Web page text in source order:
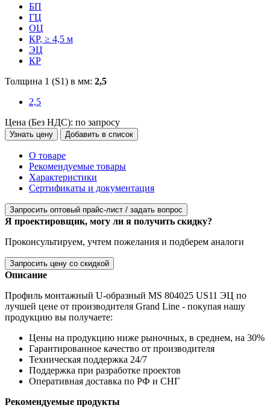
БП
ГЦ
ОЦ
КР, ≥ 4,5 м
ЭЦ
КР
Толщина 1 (S1) в мм: 2,5
2,5
Цена (Без НДС): по запросу
Узнать цену Добавить в список
О товаре
Рекомендуемые товары
Характеристики
Сертификаты и документация
Запросить оптовый прайс-лист / задать вопрос
Я проектировщик, могу ли я получить скидку?
Проконсультируем, учтем пожелания и подберем аналоги
Запросить цену со скидкой
Описание
Профиль монтажный U-образный MS 804025 US11 ЭЦ по
лучшей цене от производителя Grand Line - покупая нашу
продукцию вы получаете:
Цены на продукцию ниже рыночных, в среднем, на 30%
Гарантированное качество от производителя
Техническая поддержка 24/7
Поддержка при разработке проектов
Оперативная доставка по РФ и СНГ
Рекомендуемые продукты